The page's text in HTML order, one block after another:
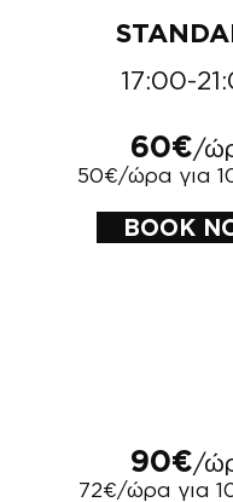
17:00-
60€/
50€/ώρα για
BOOK
90€/
72€/ώρα για